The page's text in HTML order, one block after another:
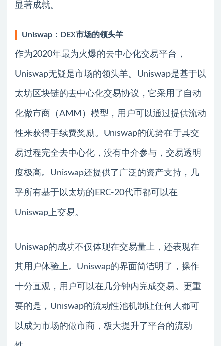
显著成就。
Uniswap：DEX市场的领头羊
作为2020年最为火爆的去中心化交易平台，
Uniswap无疑是市场的领头羊。Uniswap是基于以
太坊区块链的去中心化交易协议，它采用了自动
化做市商（AMM）模型，用户可以通过提供流动
性来获得手续费奖励。Uniswap的优势在于其交
易过程完全去中心化，没有中介参与，交易透明
度极高。Uniswap还提供了广泛的资产支持，几
乎所有基于以太坊的ERC-20代币都可以在
Uniswap上交易。
Uniswap的成功不仅体现在交易量上，还表现在
其用户体验上。Uniswap的界面简洁明了，操作
十分直观，用户可以在几分钟内完成交易。更重
要的是，Uniswap的流动性池机制让任何人都可
以成为市场的做市商，极大提升了平台的流动